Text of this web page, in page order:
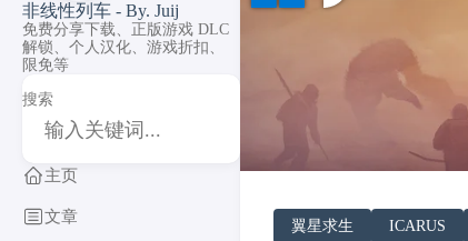
非线性列车 - By. Juij
免费分享下载、正版游戏 DLC
解锁、个人汉化、游戏折扣、
限免等
搜索
主页
文章
翼星求生 ICARUS
DLC Unlock
DLC 补丁
DLC Patch
Windows
SteamOS